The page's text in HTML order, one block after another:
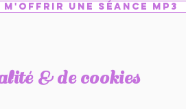
M'offrir une séance MP3
& de cookies